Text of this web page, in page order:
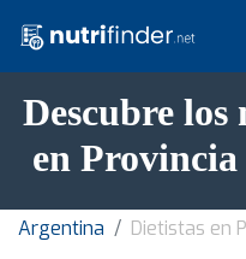
Descubre los
en Provincia
Argentina Dietistas en